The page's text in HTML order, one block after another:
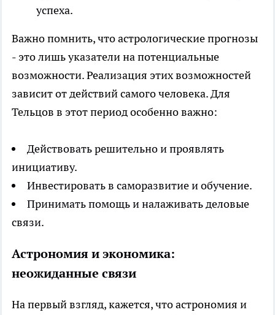
успеха.
Важно помнить, что астрологические прогнозы
- это лишь указатели на потенциальные
возможности. Реализация этих возможностей
зависит от действий самого человека. Для
Тельцов в этот период особенно важно:
Действовать решительно и проявлять
инициативу.
Инвестировать в саморазвитие и обучение.
Принимать помощь и налаживать деловые
связи.
Астрономия и экономика:
неожиданные связи
На первый взгляд, кажется, что астрономия и